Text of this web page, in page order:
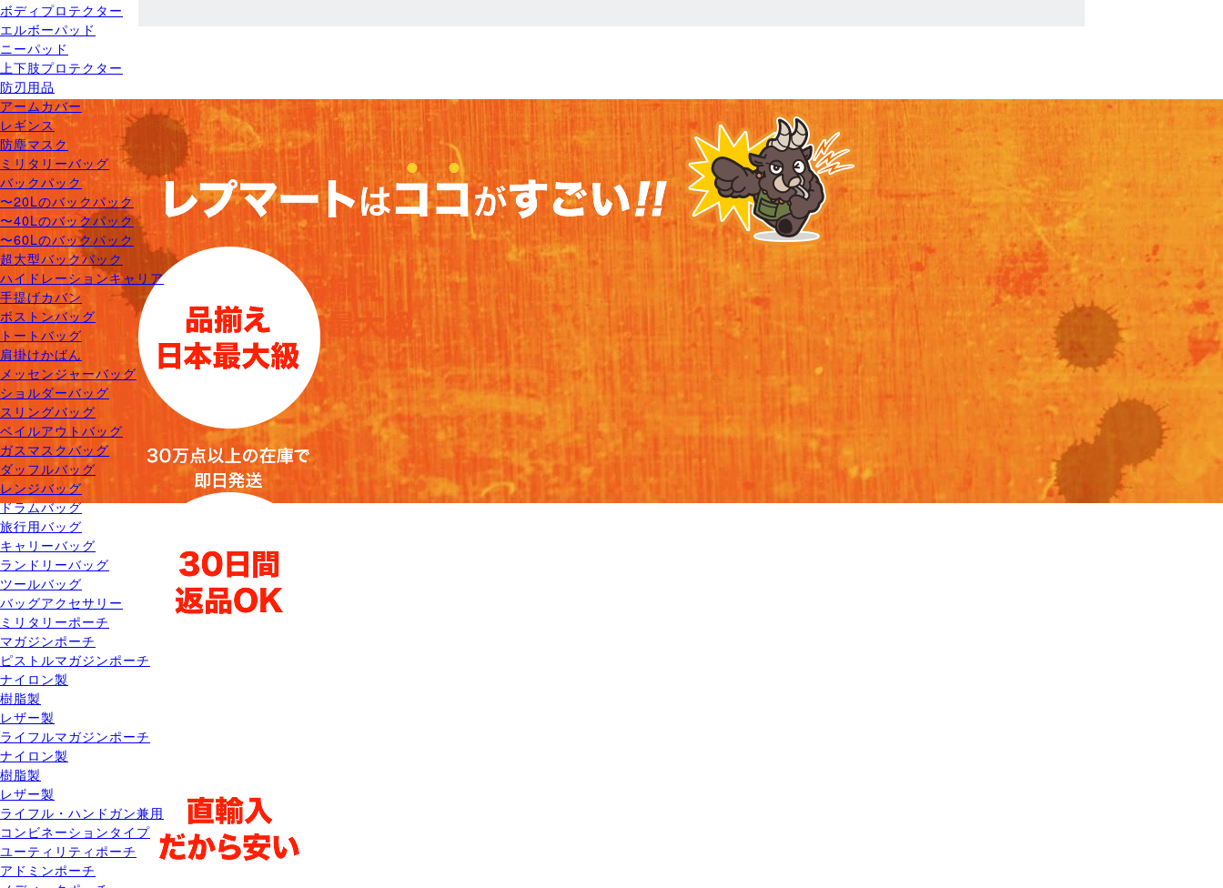
ボディプロテクター
エルボーパッド
ニーパッド
上下肢プロテクター
防刃用品
アームカバー
レギンス
防塵マスク
ミリタリーバッグ
バックパック
〜20Lのバックパック
〜40Lのバックパック
〜60Lのバックパック
超大型バックパック
ハイドレーションキャリア
手提げカバン
ボストンバッグ
トートバッグ
肩掛けかばん
メッセンジャーバッグ
ショルダーバッグ
スリングバッグ
ベイルアウトバッグ
ガスマスクバッグ
ダッフルバッグ
レンジバッグ
ドラムバッグ
旅行用バッグ
キャリーバッグ
ランドリーバッグ
ツールバッグ
バッグアクセサリー
ミリタリーポーチ
マガジンポーチ
ピストルマガジンポーチ
ナイロン製
樹脂製
レザー製
ライフルマガジンポーチ
ナイロン製
樹脂製
レザー製
ライフル・ハンドガン兼用
コンビネーションタイプ
ユーティリティポーチ
アドミンポーチ